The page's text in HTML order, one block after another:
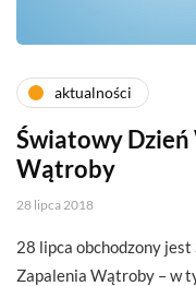
aktualności
Światowy
Wątroby
28 lipca 2018
28 lipca obchodzony
Zapalenia Wątroby – w